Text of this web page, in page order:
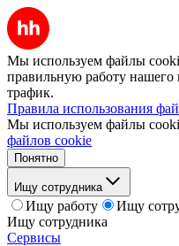
Мы используем файлы
правильную работу нашего
трафик.
Правила использования
Мы используем файлы
файлов cookie
Понятно
Ищу сотрудника
Ищу работу
Ищу
Ищу сотрудника
Сервисы